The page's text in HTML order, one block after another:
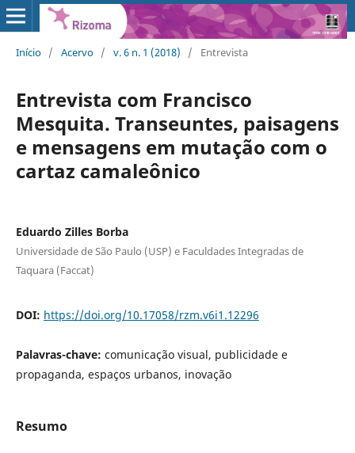
Início / Acervo / v. 6 n. 1 (2018) / Entrevista
Entrevista com Francisco
Mesquita. Transeuntes, paisagens
e mensagens em mutação com o
cartaz camaleônico
Eduardo Zilles Borba
Universidade de São Paulo (USP) e Faculdades Integradas de
Taquara (Faccat)
DOI: https://doi.org/10.17058/rzm.v6i1.12296
Palavras-chave: comunicação visual, publicidade e
propaganda, espaços urbanos, inovação
Resumo